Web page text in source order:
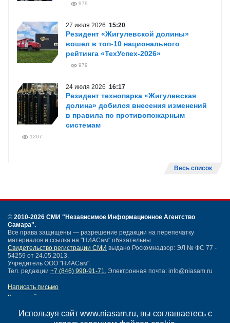
Используя сайт www.niasam.ru, вы соглашаетесь с
979
27 июля 2026 15:20
Резидент «Жигулевской долины»
вошел в топ-10 национального
рейтинга «ТехУспех-2026»
979
24 июля 2026 16:17
Резидент технопарка «Жигулевская
долина» добился внесения изменений
в правила по противопожарным
системам
1207
Весь список
© 2010-2026 СМИ "Независимое Информационное Агентство
Самара".
Все права защищены — разрешение редакции на перепечатку
материалов и ссылка на "НИАСам" обязательны.
Свидетельство регистрации СМИ выдано Роскомнадзор: ЭЛ № ФС 77 -
54259 от 24.05.2013.
Учредитель ООО "НИАСам".
Тел. редакции +7 (846) 990-91-71. Электронная почта: info@niasam.ru
Написать письмо
Карта сайта
Политика конфиденциальности